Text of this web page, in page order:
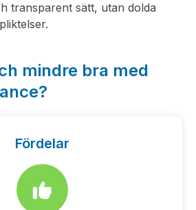
transparent sätt, utan dolda
mindre bra med
Fördelar